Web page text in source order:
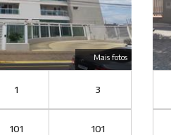
Mais fotos
1 3
101 101